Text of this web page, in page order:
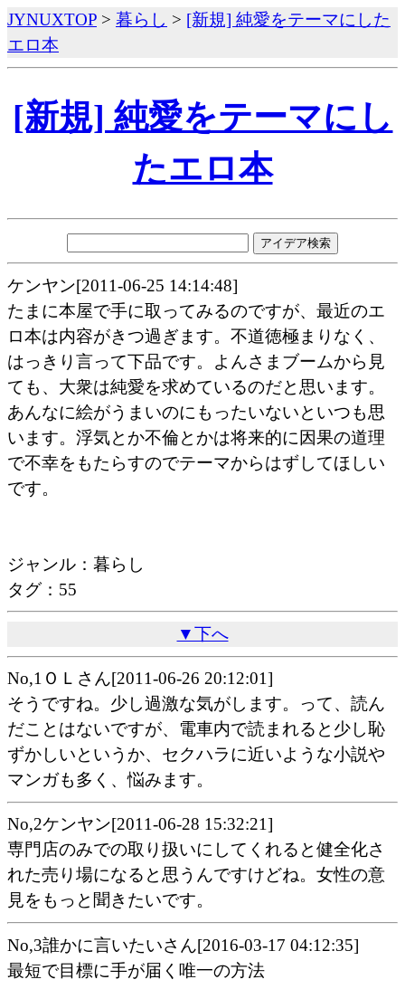
JYNUXTOP > 暮らし > [新規] 純愛をテーマにした
エロ本
[新規] 純愛をテーマにし
たエロ本
ケンヤン[2011-06-25 14:14:48]
たまに本屋で手に取ってみるのですが、最近のエ
ロ本は内容がきつ過ぎます。不道徳極まりなく、
はっきり言って下品です。よんさまブームから見
ても、大衆は純愛を求めているのだと思います。
あんなに絵がうまいのにもったいないといつも思
います。浮気とか不倫とかは将来的に因果の道理
で不幸をもたらすのでテーマからはずしてほしい
です。
ジャンル：暮らし
タグ：55
▼下へ
No,1ＯＬさん[2011-06-26 20:12:01]
そうですね。少し過激な気がします。って、読ん
だことはないですが、電車内で読まれると少し恥
ずかしいというか、セクハラに近いような小説や
マンガも多く、悩みます。
No,2ケンヤン[2011-06-28 15:32:21]
専門店のみでの取り扱いにしてくれると健全化さ
れた売り場になると思うんですけどね。女性の意
見をもっと聞きたいです。
No,3誰かに言いたいさん[2016-03-17 04:12:35]
最短で目標に手が届く唯一の方法